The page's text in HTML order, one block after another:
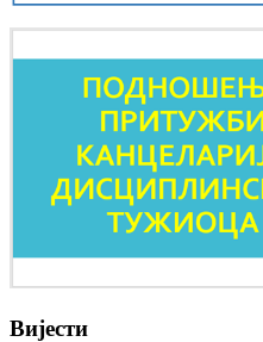
Вијести